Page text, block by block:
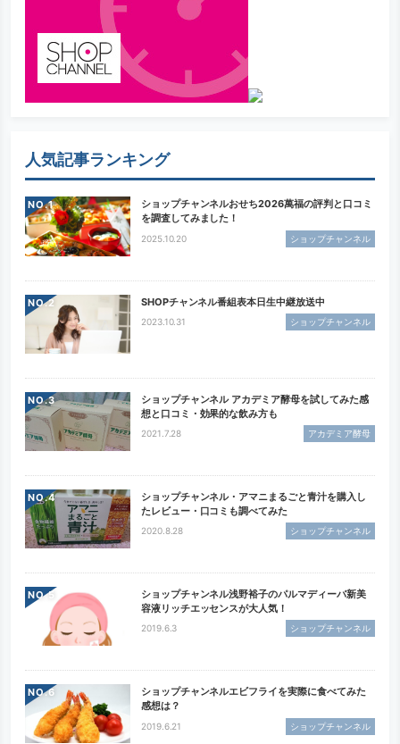
人気記事ランキング
NO.
ショップチャンネルおせち2026萬福の評判と口コミ
を調査してみました！
2025.10.20 ショップチャンネル
NO. SHOPチャンネル番組表本日生中継放送中
2023.10.31 ショップチャンネル
NO.
ショップチャンネル アカデミア酵母を試してみた感
想と口コミ・効果的な飲み方も
2021.7.28 アカデミア酵母
NO.
ショップチャンネル・アマニまるごと青汁を購入し
たレビュー・口コミも調べてみた
2020.8.28 ショップチャンネル
NO.
ショップチャンネル浅野裕子のパルマディーバ新美
容液リッチエッセンスが大人気！
2019.6.3 ショップチャンネル
NO.
ショップチャンネルエビフライを実際に食べてみた
感想は？
2019.6.21 ショップチャンネル